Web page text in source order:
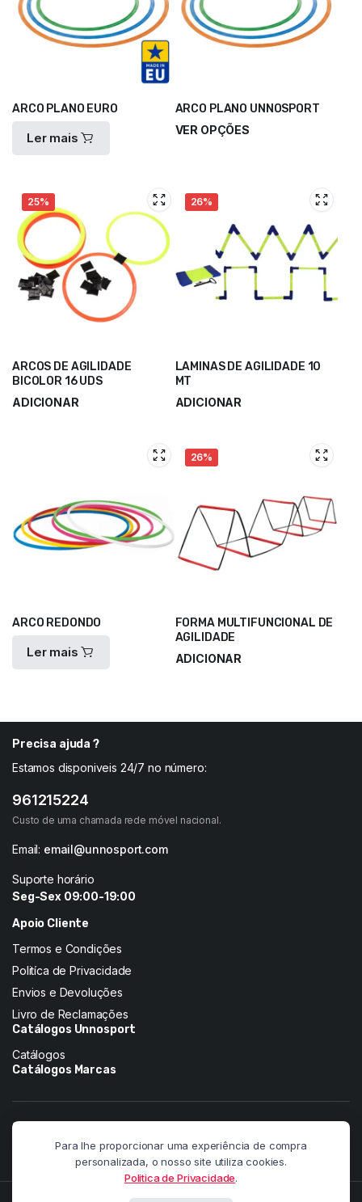
ARCO PLANO EURO
Ler mais
ARCO PLANO UNNOSPORT
VER OPÇÕES
25%
ARCOS DE AGILIDADE
BICOLOR 16 UDS
ADICIONAR
26%
LAMINAS DE AGILIDADE 10
MT
ADICIONAR
ARCO REDONDO
Ler mais
26%
FORMA MULTIFUNCIONAL DE
AGILIDADE
ADICIONAR
Precisa ajuda ?
Estamos disponiveis 24/7 no número:
961215224
Custo de uma chamada rede móvel nacional.
Email: email@unnosport.com
Suporte horário
Seg-Sex 09:00-19:00
Apoio Cliente
Termos e Condições
Politíca de Privacidade
Envios e Devoluções
Livro de Reclamações
Catálogos Unnosport
Catálogos
Catálogos Marcas
Siga-nos nas redes:
Para lhe proporcionar uma experiência de compra
personalizada, o nosso site utiliza cookies.
Politica de Privacidade.